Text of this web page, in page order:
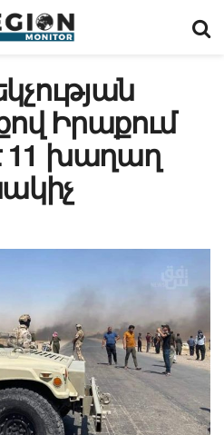
Իրաքում
11 խաղաղ